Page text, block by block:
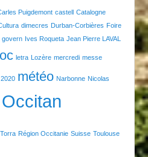
Puigdemont castell Catalogne
dimecres Durban-Corbières Foire
govern Ives Roqueta Jean Pierre LAVAL
letra Lozère mercredi messe
météo Narbonne Nicolas
Région Occitanie Suisse Toulouse